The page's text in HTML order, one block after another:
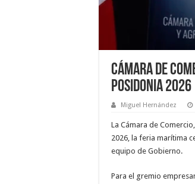
Cámara de
Posidonia 2026
Miguel Hernández
La Cámara de
2026, la feria marítima
equipo de Gobierno.
Para el gremio